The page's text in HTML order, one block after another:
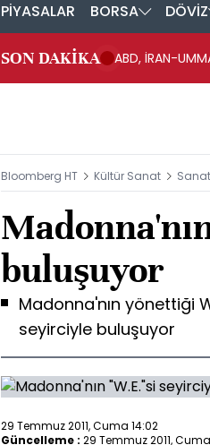
PİYASALAR BORSA DÖVİZ
SON DAKİKA ABD, İRAN-
Bloomberg HT Kültür Sanat Sanat
buluşuyor
Madonna'nın yönettiği
seyirciyle buluşuyor
29 Temmuz 2011, Cuma 14:02
Güncelleme : 29 Temmuz 2011,